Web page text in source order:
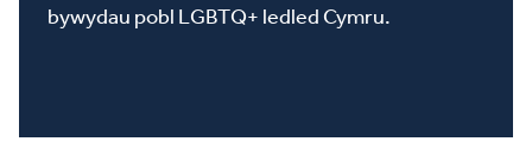
bywydau pobl LGBTQ+ ledled Cymru.